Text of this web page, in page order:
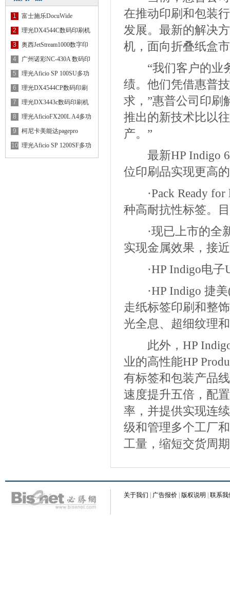
1
富士施乐DocuWide
6055MF大幅
2
理光DX4544C数码印刷机
3
奥西JetStream1000数字印
刷机
4
广州诺彩NC-430A 数码印
刷机
5
理光Aficio SP 100SU多功
能机
6
理光DX4544CP数码印刷
机
7
理光DX3443c数码印刷机
8
理光AficioFX200L A4多功
能机
9
柯尼卡美能达pagepro
4650EN
10 理光Aficio SP 1200SF多功
能
在推动印刷和包装
发展。最新的解决
机，面向折叠纸盒
“我们客户的业务
绩。他们凭借惠普
求，”惠普公司印刷
推出的新技术比以
产。”
最新HP Indigo
位印刷品实现更高
·Pack Ready for
种高耐抗性标签。
·现已上市的全新
实现金属效果，接
·HP Indigo电子
·HP Indigo 捷美
走纸标签印刷和整
光全息、超细纹理
此外，HP Indigo
业的高性能HP
有标签和包装产品
速度提升五倍，配
率，并提供实现连
级和管理多个工厂
工量，缩短交货周
关于我们 广告报价 版权说明 联系我